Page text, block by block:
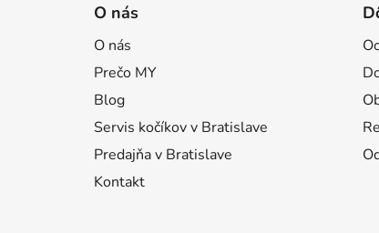
O nás
O nás
Prečo MY
Blog
Servis kočíkov v Bratislave
Predajňa v Bratislave
Kontakt